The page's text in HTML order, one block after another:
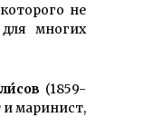
не
многих
(1859-
и маринист,